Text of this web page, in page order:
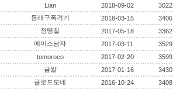
Lian 2018-09-02
3022
동래구폭격기 2018-03-15
3406
정땡칠 2017-05-18
3362
에이스남자 2017-03-11
3529
tomoroco 2017-02-20
3599
금쌀 2017-01-16
3430
클로드모네 2016-10-24
3408